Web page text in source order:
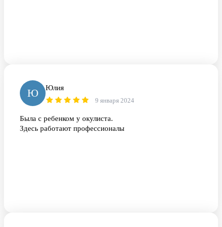
Ю Юлия
9 января 2024
Была с ребенком у окулиста.
Здесь работают профессионалы